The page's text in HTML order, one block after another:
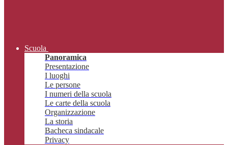
Scuola
Panoramica
Presentazione
I luoghi
Le persone
I numeri della scuola
Le carte della scuola
Organizzazione
La storia
Bacheca sindacale
Privacy